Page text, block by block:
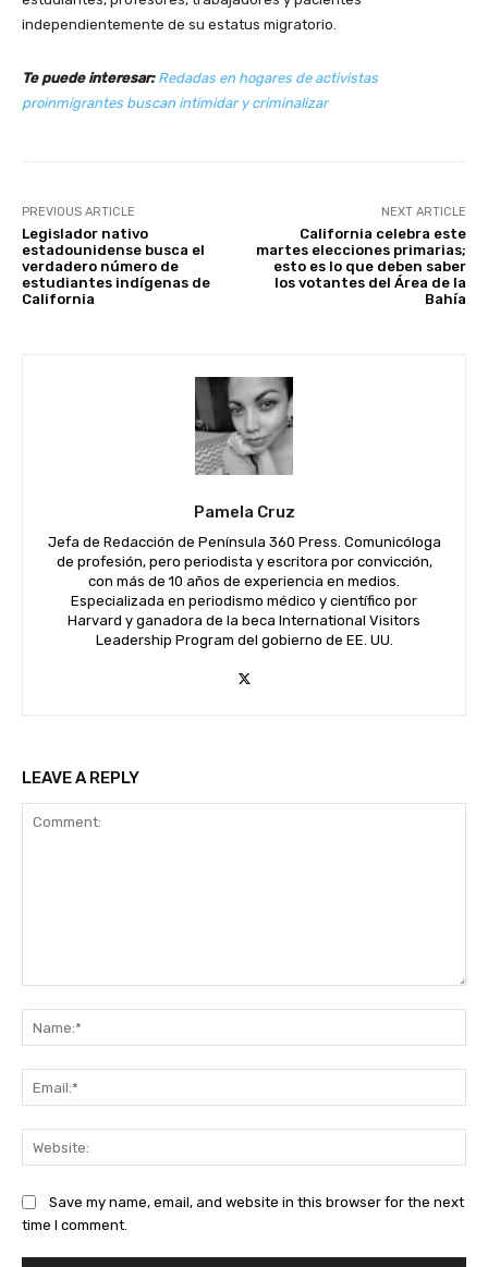
independientemente de su estatus migratorio.
Te puede interesar: Redadas en hogares de activistas
proinmigrantes buscan intimidar y criminalizar
PREVIOUS ARTICLE
Legislador nativo
estadounidense busca el
verdadero número de
estudiantes indígenas de
California
NEXT ARTICLE
California celebra este
martes elecciones primarias;
esto es lo que deben saber
los votantes del Área de la
Bahía
Pamela Cruz
Jefa de Redacción de Península 360 Press. Comunicóloga
de profesión, pero periodista y escritora por convicción,
con más de 10 años de experiencia en medios.
Especializada en periodismo médico y científico por
Harvard y ganadora de la beca International Visitors
Leadership Program del gobierno de EE. UU.
LEAVE A REPLY
Save my name, email, and website in this browser for the next
time I comment.